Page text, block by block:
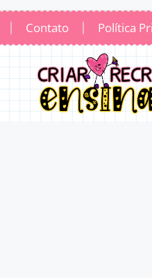
Contato Política